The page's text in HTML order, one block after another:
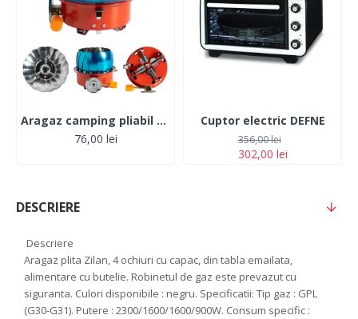
Aragaz camping pliabil aprindere piezo 145*145*120
76,00 lei
Cuptor electric DEFNE
302,00 lei
356,00 lei
DESCRIERE
Descriere
Aragaz plita Zilan, 4 ochiuri cu capac, din tabla emailata,
alimentare cu butelie. Robinetul de gaz este prevazut cu
siguranta. Culori disponibile : negru. Specificatii: Tip gaz : GPL
(G30-G31). Putere : 2300/1600/1600/900W. Consum specific :